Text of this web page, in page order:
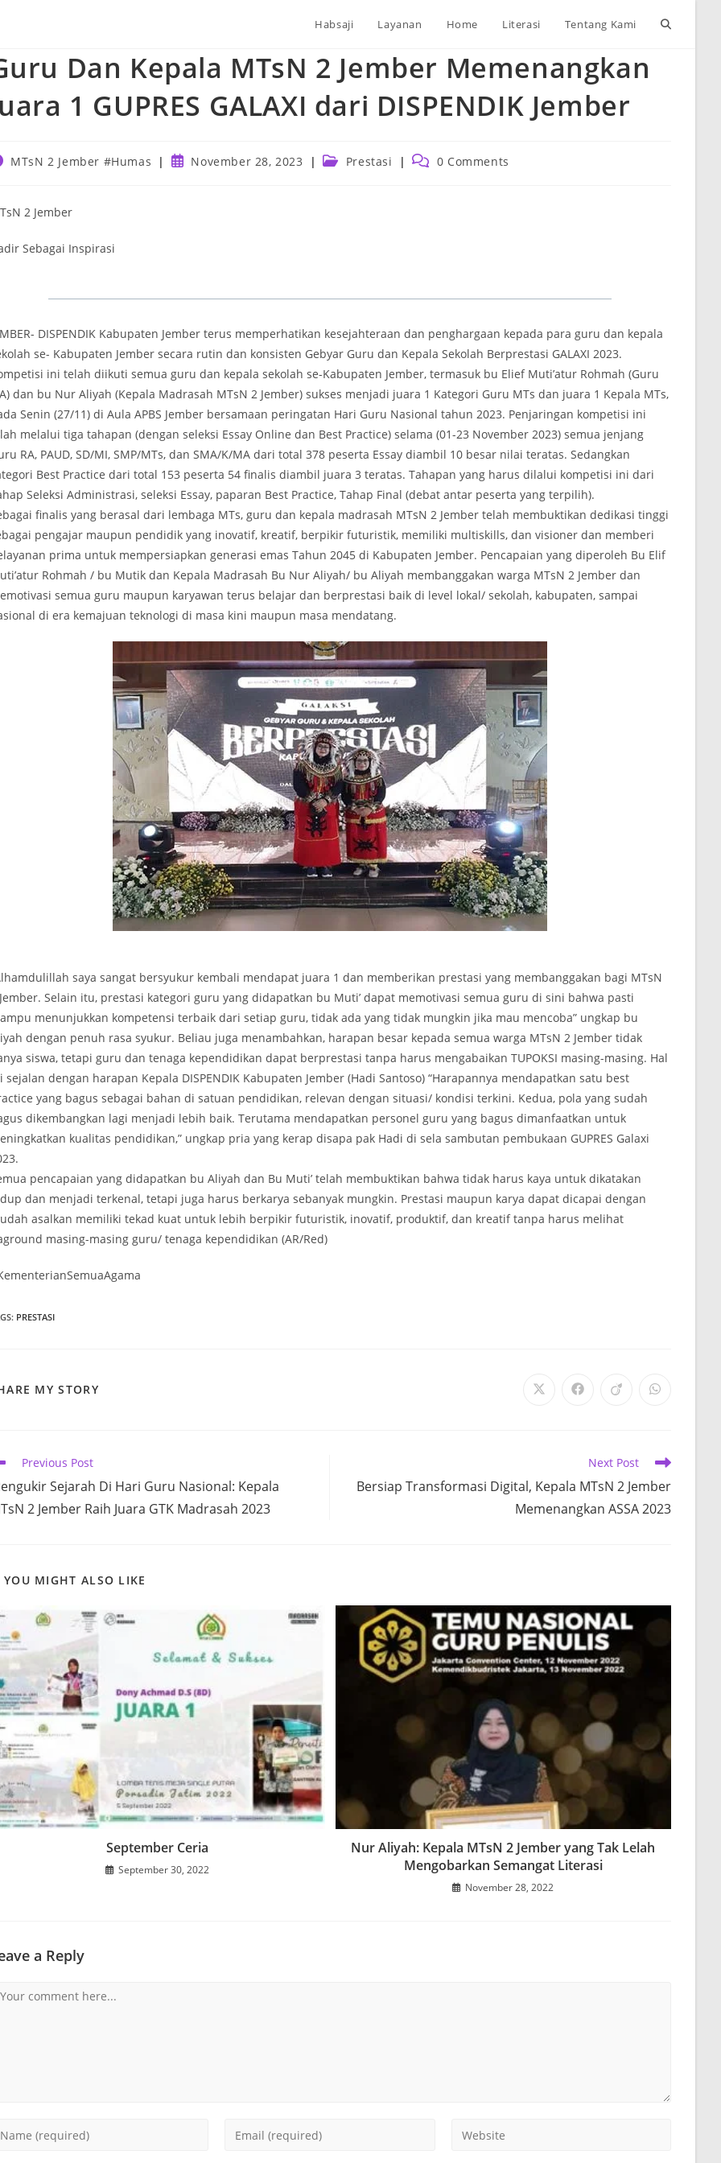
Habsaji Layanan Home Literasi Tentang Kami Toggle
Dan Kepala MTsN 2 Jember Memenangkan
1 GUPRES GALAXI dari DISPENDIK Jember
MTsN 2 Jember #Humas
PostNovember 28, 2023
Post Prestasi
Post 0 Comments
2 Jember
Sebagai Inspirasi
DISPENDIK Kabupaten Jember terus memperhatikan kesejahteraan dan penghargaan kepada para guru dan kepala
se- Kabupaten Jember secara rutin dan konsisten Gebyar Guru dan Kepala Sekolah Berprestasi GALAXI 2023.
ini telah diikuti semua guru dan kepala sekolah se-Kabupaten Jember, termasuk bu Elief Muti’atur Rohmah (Guru
dan bu Nur Aliyah (Kepala Madrasah MTsN 2 Jember) sukses menjadi juara 1 Kategori Guru MTs dan juara 1 Kepala MTs,
Senin (27/11) di Aula APBS Jember bersamaan peringatan Hari Guru Nasional tahun 2023. Penjaringan kompetisi ini
melalui tiga tahapan (dengan seleksi Essay Online dan Best Practice) selama (01-23 November 2023) semua jenjang
RA, PAUD, SD/MI, SMP/MTs, dan SMA/K/MA dari total 378 peserta Essay diambil 10 besar nilai teratas. Sedangkan
Best Practice dari total 153 peserta 54 finalis diambil juara 3 teratas. Tahapan yang harus dilalui kompetisi ini dari
Seleksi Administrasi, seleksi Essay, paparan Best Practice, Tahap Final (debat antar peserta yang terpilih).
finalis yang berasal dari lembaga MTs, guru dan kepala madrasah MTsN 2 Jember telah membuktikan dedikasi tinggi
pengajar maupun pendidik yang inovatif, kreatif, berpikir futuristik, memiliki multiskills, dan visioner dan memberi
prima untuk mempersiapkan generasi emas Tahun 2045 di Kabupaten Jember. Pencapaian yang diperoleh Bu Elif
Rohmah / bu Mutik dan Kepala Madrasah Bu Nur Aliyah/ bu Aliyah membanggakan warga MTsN 2 Jember dan
semua guru maupun karyawan terus belajar dan berprestasi baik di level lokal/ sekolah, kabupaten, sampai
di era kemajuan teknologi di masa kini maupun masa mendatang.
saya sangat bersyukur kembali mendapat juara 1 dan memberikan prestasi yang membanggakan bagi MTsN
Selain itu, prestasi kategori guru yang didapatkan bu Muti’ dapat memotivasi semua guru di sini bahwa pasti
menunjukkan kompetensi terbaik dari setiap guru, tidak ada yang tidak mungkin jika mau mencoba” ungkap bu
dengan penuh rasa syukur. Beliau juga menambahkan, harapan besar kepada semua warga MTsN 2 Jember tidak
siswa, tetapi guru dan tenaga kependidikan dapat berprestasi tanpa harus mengabaikan TUPOKSI masing-masing. Hal
sejalan dengan harapan Kepala DISPENDIK Kabupaten Jember (Hadi Santoso) “Harapannya mendapatkan satu best
yang bagus sebagai bahan di satuan pendidikan, relevan dengan situasi/ kondisi terkini. Kedua, pola yang sudah
dikembangkan lagi menjadi lebih baik. Terutama mendapatkan personel guru yang bagus dimanfaatkan untuk
kualitas pendidikan,” ungkap pria yang kerap disapa pak Hadi di sela sambutan pembukaan GUPRES Galaxi
pencapaian yang didapatkan bu Aliyah dan Bu Muti’ telah membuktikan bahwa tidak harus kaya untuk dikatakan
dan menjadi terkenal, tetapi juga harus berkarya sebanyak mungkin. Prestasi maupun karya dapat dicapai dengan
asalkan memiliki tekad kuat untuk lebih berpikir futuristik, inovatif, produktif, dan kreatif tanpa harus melihat
masing-masing guru/ tenaga kependidikan (AR/Red)
: PRESTASI
MY STORYSHARE Opens Opens Opens Opens
Previous Post
Sejarah Di Hari Guru Nasional: Kepala
2 Jember Raih Juara GTK Madrasah 2023
Next Post
Bersiap Transformasi Digital, Kepala MTsN 2 Jember
Memenangkan ASSA 2023
YOU MIGHT ALSO LIKE
September Ceria
September 30, 2022
Nur Aliyah: Kepala MTsN 2 Jember yang Tak Lelah
Mengobarkan Semangat Literasi
November 28, 2022
a Reply
Enter
Enter